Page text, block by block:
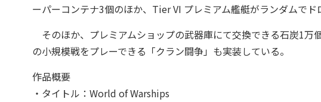
ーパーコンテナ3個のほか、Tier VI プレミアム艦艇がランダムでド
そのほか、プレミアムショップの武器庫にて交換できる石炭1万
の小規模戦をプレーできる「クラン闘争」も実装している。
作品概要
・タイトル：World of Warships